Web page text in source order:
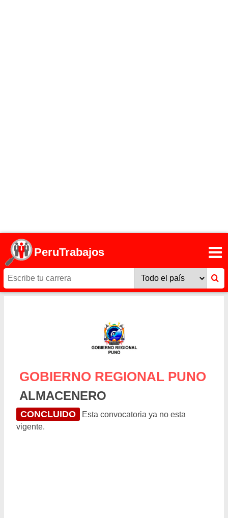
PeruTrabajos
GOBIERNO REGIONAL PUNO
ALMACENERO
CONCLUIDO
Esta convocatoria ya no esta
vigente.